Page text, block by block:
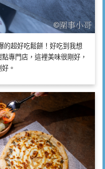
的超好吃鬆餅！好吃到我想
專門店，這裡美味很剛好，
。